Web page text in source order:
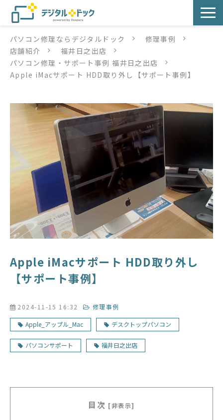
パソコン修理
サービス
デジタルドックブログ
パソコン修理ならデジタルドック
修理事例
店舗紹介
福井日之出店
パソコン修理・サポート事例 福井日之出店
Apple iMacサポート HDD取り外し【サポート事例】
Apple iMacサポート HDD取り外し
【サポート事例】
2024-11-15 16:32 修理事例
Apple_アップル_Mac デスクトップパソコン
パソコンサポート 福井日之出店
目次 [非表示]